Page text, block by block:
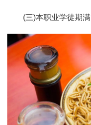
(三)本职业学徒期满